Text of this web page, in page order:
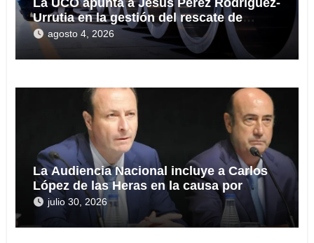
La UCO apunta a Jesús Pérez Rodríguez-
Urrutia en la gestión del rescate de
Tubos Reunidos
agosto 4, 2026
La Audiencia Nacional incluye a Carlos
López de las Heras en la causa por
presuntas irregularidades en el rescate
de 112,8 millones a Tubos Reunidos
julio 30, 2026